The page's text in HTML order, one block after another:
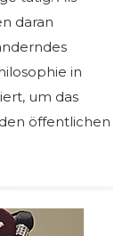
daran
in
um das
öffentlichen